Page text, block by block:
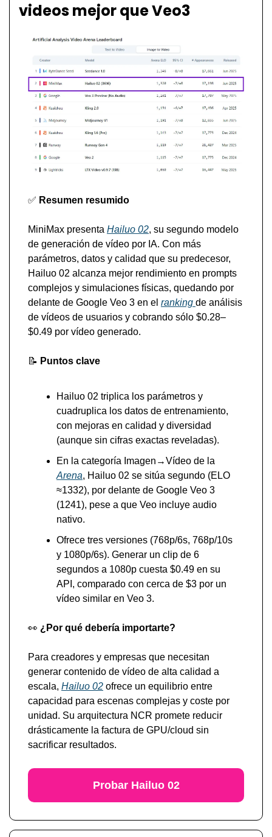
videos mejor que Veo3
✅ Resumen resumido
MiniMax presenta Hailuo 02, su segundo modelo
de generación de vídeo por IA. Con más
parámetros, datos y calidad que su predecesor,
Hailuo 02 alcanza mejor rendimiento en prompts
complejos y simulaciones físicas, quedando por
delante de Google Veo 3 en el ranking de análisis
de vídeos de usuarios y cobrando sólo $0.28–
$0.49 por vídeo generado.
📝 Puntos clave
Hailuo 02 triplica los parámetros y
cuadruplica los datos de entrenamiento,
con mejoras en calidad y diversidad
(aunque sin cifras exactas reveladas).
Arena, Hailuo 02 se sitúa segundo (ELO
≈1332), por delante de Google Veo 3
(1241), pese a que Veo incluye audio
nativo.
Ofrece tres versiones (768p/6s, 768p/10s
y 1080p/6s). Generar un clip de 6
segundos a 1080p cuesta $0.49 en su
API, comparado con cerca de $3 por un
vídeo similar en Veo 3.
👀 ¿Por qué debería importarte?
Para creadores y empresas que necesitan
generar contenido de vídeo de alta calidad a
escala, Hailuo 02 ofrece un equilibrio entre
capacidad para escenas complejas y coste por
unidad. Su arquitectura NCR promete reducir
drásticamente la factura de GPU/cloud sin
sacrificar resultados.
Probar Hailuo 02